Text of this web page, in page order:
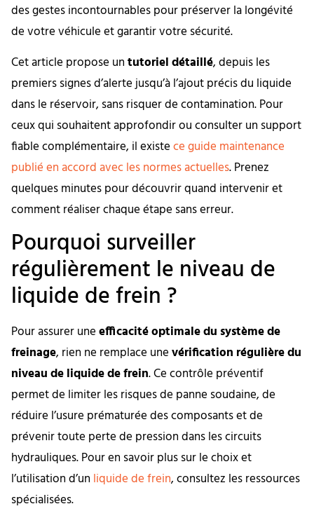
des gestes incontournables pour préserver la longévité
de votre véhicule et garantir votre sécurité.
Cet article propose untutoriel détaillé, depuis les
premiers signes d’alerte jusqu’à l’ajout précis du liquide
dans le réservoir, sans risquer de contamination. Pour
ceux qui souhaitent approfondir ou consulter un support
fiable complémentaire, il existece guide maintenance
publié en accord avec les normes actuelles. Prenez
quelques minutes pour découvrir quand intervenir et
comment réaliser chaque étape sans erreur.
Pourquoi surveiller
régulièrement le niveau de
liquide de frein ?
Pour assurer uneefficacité optimale du système de
freinage, rien ne remplace unevérification régulière du
niveau de liquide de frein. Ce contrôle préventif
permet de limiter les risques de panne soudaine, de
réduire l’usure prématurée des composants et de
prévenir toute perte de pression dans les circuits
hydrauliques. Pour en savoir plus sur le choix et
l’utilisation d’un liquide de frein, consultez les ressources
spécialisées.